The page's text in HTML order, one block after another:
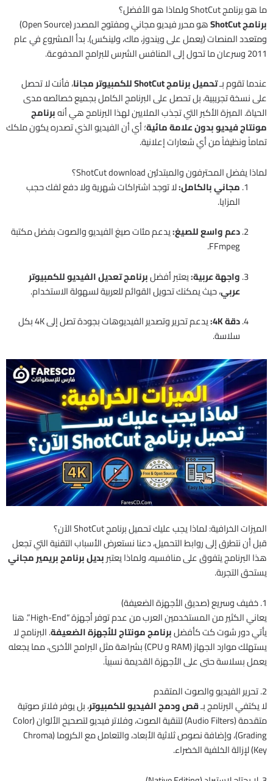
ما هو برنامج ShotCut ولماذا هو الأفضل؟
برنامج ShotCut
هو محرر فيديو مجاني ومفتوح المصدر (Open Source)
ومتعدد المنصات (يعمل على ويندوز، ماك، ولينكس). بدأ المشروع في عام
2011 وسرعان ما تحول إلى المنافس الشرس للبرامج المدفوعة.
عندما تقوم بـتحميل برنامج ShotCut للكمبيوتر مجانا
، فأنت لا تحصل
على نسخة تجريبية، بل تحصل على البرنامج الكامل بجميع خصائصه مدى
الحياة. الميزة الأكبر التي تجذب الملايين لهذا البرنامج هي أنهبرنامج
مونتاج فيديو بدون علامة مائية؛ أي أن الفيديو الذي تصدره يكون ملكك
تماماً ونظيفاً من أي شعارات إعلانية.
لماذا يفضل المحترفون والمبتدئين ShotCut download؟
مجاني بالكامل:لا توجد اشتراكات شهرية ولا دفع لفك حجب
المزايا.
دعم واسع للصيغ:يدعم مئات صيغ الفيديو والصوت بفضل مكتبة
FFmpeg.
واجهة عربية:يعتبر أفضلبرنامج تعديل الفيديو للكمبيوتر
عربي، حيث يمكنك تحويل القوائم للعربية لسهولة الاستخدام.
دقة 4K:
يدعم تحرير وتصدير الفيديوهات بجودة تصل إلى 4K بكل
سلاسة.
الميزات الخرافية: لماذا يجب عليك تحميل برنامج ShotCut الآن؟
قبل أن نتطرق إلى روابط التحميل، دعنا نستعرض الأسباب التقنية التي تجعل
هذا البرنامج يتفوق على منافسيه، ولماذا يعتبربديل برنامج بريمير مجاني
يستحق التجربة.
1. خفيف وسريع (صديق الأجهزة الضعيفة)
يعاني الكثير من المستخدمين العرب من عدم توفر أجهزة “High-End”. هنا
يأتي دور شوت كت كأفضلبرنامج مونتاج للأجهزة الضعيفة. البرنامج لا
يستهلك موارد الجهاز (RAM و CPU) بشراهة مثل البرامج الأخرى، مما يجعله
يعمل بسلاسة حتى على الأجهزة القديمة نسبياً.
2. تحرير الفيديو والصوت المتقدم
لا يكتفي البرنامج بـقص ودمج الفيديو للكمبيوتر، بل يوفر فلاتر صوتية
متقدمة (Audio Filters) لتنقية الصوت، وفلاتر فيديو لتصحيح الألوان (Color
Grading)، وإضافة نصوص ثلاثية الأبعاد، والتعامل مع الكروما (Chroma
Key) لإزالة الخلفية الخضراء.